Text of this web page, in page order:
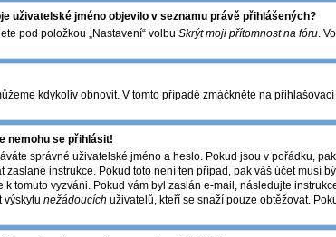
uživatelské jméno objevilo v seznamu právě přihlášených?
pod položkou „Nastavení“ volbu Skrýt moji přítomnost na fóru.
kdykoliv obnovit. V tomto případě zmáčkněte na
nemohu se přihlásit!
správné uživatelské jméno a heslo. Pokud jsou v pořádku,
zaslané instrukce. Pokud toto není ten případ, pak váš účet musí
k tomuto vyzváni. Pokud vám byl zaslán e-mail, následujte
výskytu nežádoucích uživatelů, kteří se snaží pouze obtěžovat.